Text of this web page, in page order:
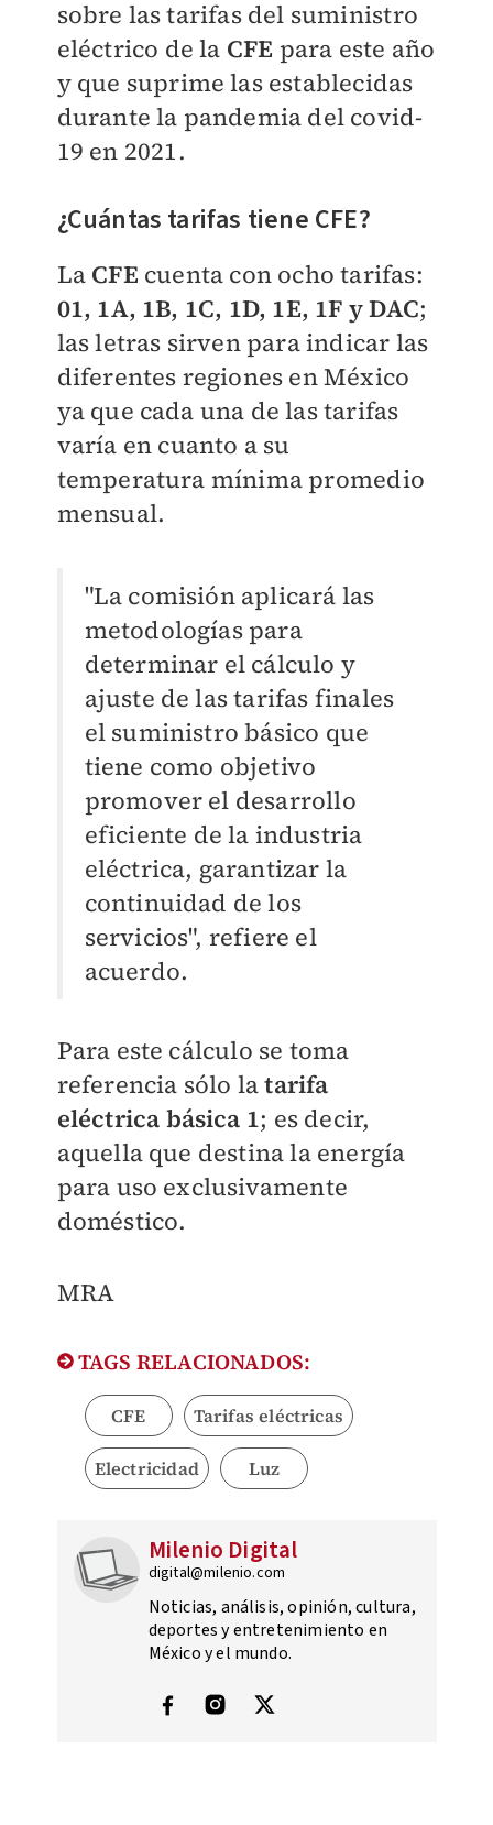
sobre las tarifas del suministro
eléctrico de la CFE para este año
y que suprime las establecidas
durante la pandemia del covid-
19 en 2021.
¿Cuántas tarifas tiene CFE?
La CFE cuenta con ocho tarifas:
01, 1A, 1B, 1C, 1D, 1E, 1F y DAC;
las letras sirven para indicar las
diferentes regiones en México
ya que cada una de las tarifas
varía en cuanto a su
temperatura mínima promedio
mensual.
"La comisión aplicará las
metodologías para
determinar el cálculo y
ajuste de las tarifas finales
el suministro básico que
tiene como objetivo
promover el desarrollo
eficiente de la industria
eléctrica, garantizar la
continuidad de los
servicios", refiere el
acuerdo.
Para este cálculo se toma
referencia sólo latarifa
eléctrica básica 1; es decir,
aquella que destina la energía
para uso exclusivamente
doméstico.
MRA
TAGS RELACIONADOS:
CFE Tarifas eléctricas
Electricidad Luz
Milenio Digital
digital@milenio.com
Noticias, análisis, opinión, cultura,
deportes y entretenimiento en
México y el mundo.